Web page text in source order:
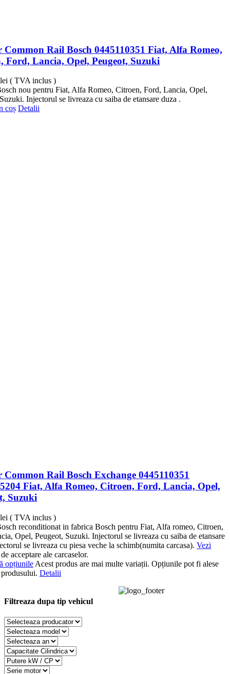
Common Rail Bosch 0445110351 Fiat, Alfa Romeo,
Ford, Lancia, Opel, Peugeot, Suzuki
lei ( TVA inclus )
nou pentru Fiat, Alfa Romeo, Citroen, Ford, Lancia, Opel,
Injectorul se livreaza cu saiba de etansare duza .
coș Detalii
Common Rail Bosch Exchange 0445110351
Fiat, Alfa Romeo, Citroen, Ford, Lancia, Opel,
Suzuki
lei ( TVA inclus )
reconditionat in fabrica Bosch pentru Fiat, Alfa romeo, Citroen,
Opel, Peugeot, Suzuki. Injectorul se livreaza cu saiba de etansare
se livreaza cu piesa veche la schimb(numita carcasa). Vezi
acceptare ale carcaselor.
opțiunile Acest produs are mai multe variații. Opțiunile pot fi alese
Detalii
Filtreaza dupa tip vehicul